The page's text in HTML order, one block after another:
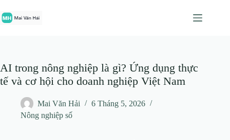
đến
phần
AI trong nông nghiệp là gì? Ứng dụng thực
tế và cơ hội cho doanh nghiệp Việt Nam
Mai Văn Hải
6 Tháng 5, 2026
Nông nghiệp số